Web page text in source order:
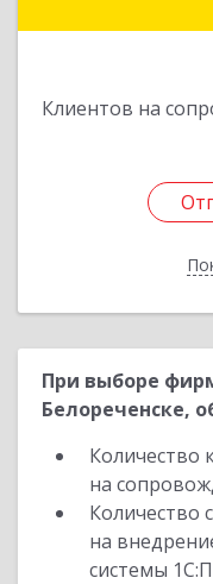
Клиентов на
При выборе
Белореченске,
Количество
на
Количество
на
системы